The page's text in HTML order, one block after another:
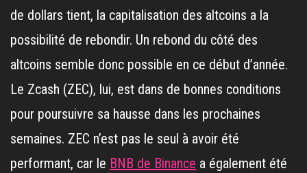
de dollars tient, la capitalisation des altcoins a la
possibilité de rebondir. Un rebond du côté des
altcoins semble donc possible en ce début d’année.
Le Zcash (ZEC), lui, est dans de bonnes conditions
pour poursuivre sa hausse dans les prochaines
semaines. ZEC n’est pas le seul à avoir été
performant, car le BNB de Binance a également été